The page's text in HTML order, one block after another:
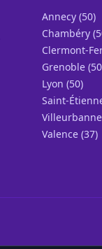
Annecy (50)
Chambéry
Clermont-
Grenoble
Lyon (50)
Saint-
Valence (37)